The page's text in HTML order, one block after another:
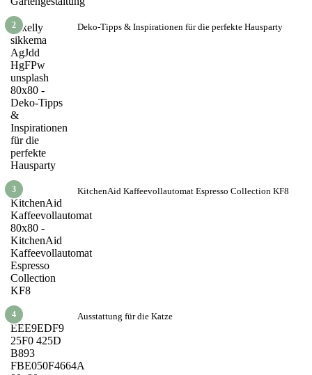
2 Deko-Tipps & Inspirationen für die perfekte Hausparty
3 KitchenAid Kaffeevollautomat Espresso Collection KF8
4 Ausstattung für die Katze